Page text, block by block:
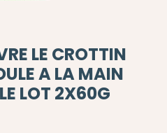
LE CROTTIN
A LA MAIN
LOT 2X60G